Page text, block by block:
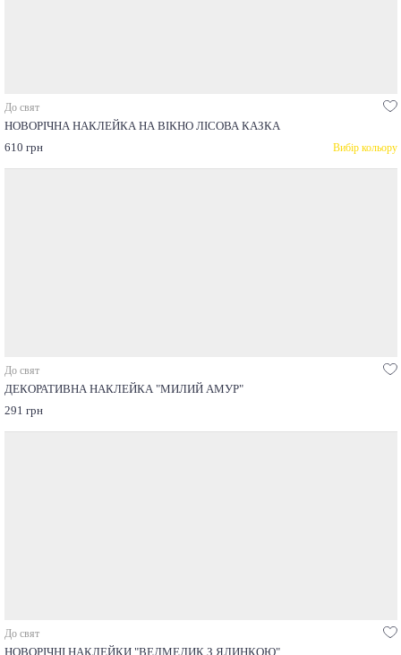
До свят
НОВОРІЧНА НАКЛЕЙКА НА ВІКНО ЛІСОВА КАЗКА
610 грн
Вибір кольору
До свят
ДЕКОРАТИВНА НАКЛЕЙКА "МИЛИЙ АМУР"
291 грн
До свят
НОВОРІЧНІ НАКЛЕЙКИ "ВЕДМЕДИК З ЯЛИНКОЮ"